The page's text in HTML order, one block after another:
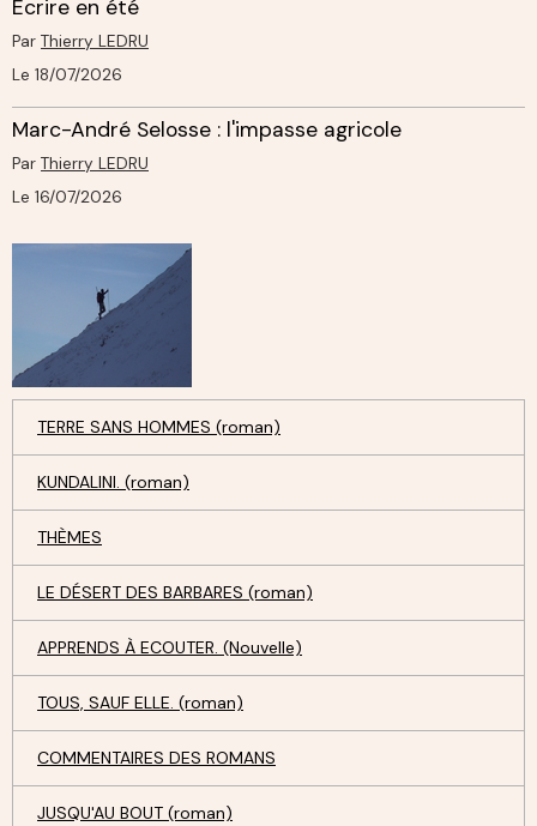
Ecrire en été
Par Thierry LEDRU
Le 18/07/2026
Marc-André Selosse : l'impasse agricole
Par Thierry LEDRU
Le 16/07/2026
TERRE SANS HOMMES (roman)
KUNDALINI. (roman)
THÈMES
LE DÉSERT DES BARBARES (roman)
APPRENDS À ECOUTER. (Nouvelle)
TOUS, SAUF ELLE. (roman)
COMMENTAIRES DES ROMANS
JUSQU'AU BOUT (roman)